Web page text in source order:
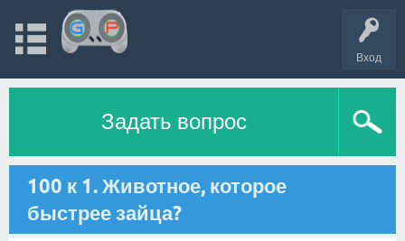
Вход
Задать вопрос
100 к 1. Животное, которое
быстрее зайца?